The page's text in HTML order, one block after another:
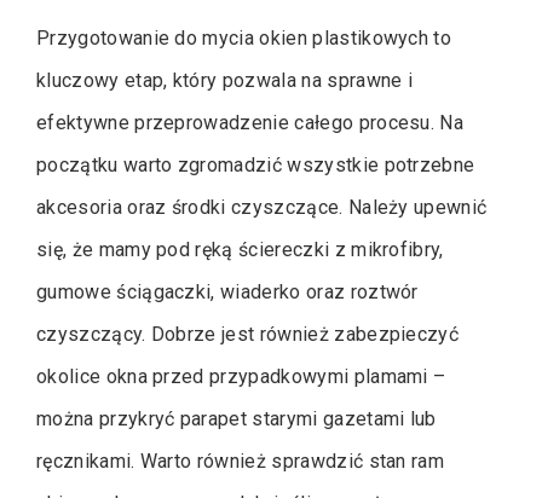
Przygotowanie do mycia okien plastikowych to
kluczowy etap, który pozwala na sprawne i
efektywne przeprowadzenie całego procesu. Na
początku warto zgromadzić wszystkie potrzebne
akcesoria oraz środki czyszczące. Należy upewnić
się, że mamy pod ręką ściereczki z mikrofibry,
gumowe ściągaczki, wiaderko oraz roztwór
czyszczący. Dobrze jest również zabezpieczyć
okolice okna przed przypadkowymi plamami –
można przykryć parapet starymi gazetami lub
ręcznikami. Warto również sprawdzić stan ram